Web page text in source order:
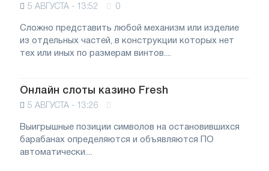
5 АВГУСТА - 13:52 0
Сложно представить любой механизм или изделие
из отдельных частей, в конструкции которых нет
тех или иных по размерам винтов....
Онлайн слоты казино Fresh
5 АВГУСТА - 13:26
Выигрышные позиции символов на остановившихся
барабанах определяются и объявляются ПО
автоматически....